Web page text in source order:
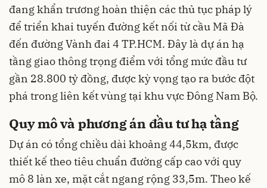
đang khẩn trương hoàn thiện các thủ tục pháp lý
để triển khai tuyến đường kết nối từ cầu Mã Đà
đến đường Vành đai 4 TP.HCM. Đây là dự án hạ
tầng giao thông trọng điểm với tổng mức đầu tư
gần 28.800 tỷ đồng, được kỳ vọng tạo ra bước đột
phá trong liên kết vùng tại khu vực Đông Nam Bộ.
Quy mô và phương án đầu tư hạ tầng
Dự án có tổng chiều dài khoảng 44,5km, được
thiết kế theo tiêu chuẩn đường cấp cao với quy
mô 8 làn xe, mặt cắt ngang rộng 33,5m. Theo kế